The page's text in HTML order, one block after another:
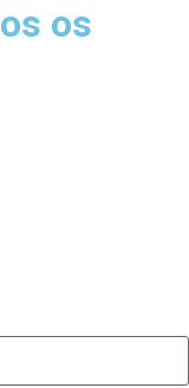
os